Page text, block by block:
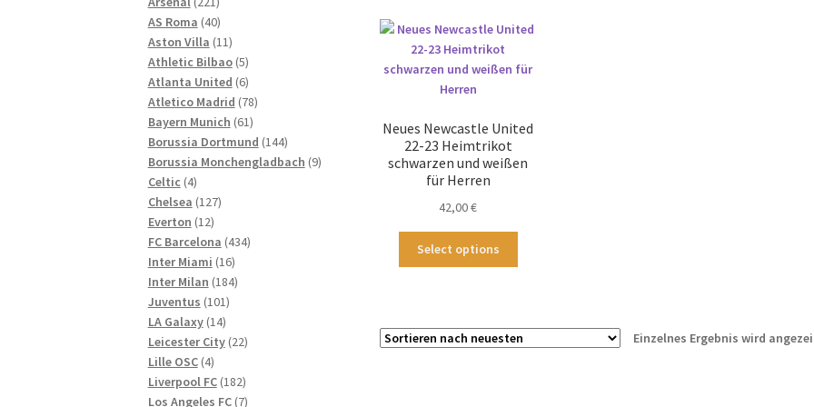
Neues Newcastle United
22-23 Heimtrikot
schwarzen und weißen
für Herren
42,00€
Select options
auf.
Einzelnes Ergebnis wird
Produkte
AS Roma 4040
Produkte
Aston Villa 1111
Produkte
Athletic Bilbao 55
Produkte
Atlanta United 66
Produkte
Atletico Madrid 7878
Bayern Munich 6161
Produkte
Borussia Dortmund 144144
Produkte
Borussia Monchengladbach 99
Celtic 44
Produkte
Chelsea 127127
Everton 1212
Produkte
FC Barcelona 434434
Inter Miami 1616
Produkte
Inter Milan 184184
Juventus 101101
Produkte
LA Galaxy 1414
Produkte
Leicester City 2222
Lille OSC 44
Produkte
Liverpool FC 182182
Produkte
Los Angeles FC 77